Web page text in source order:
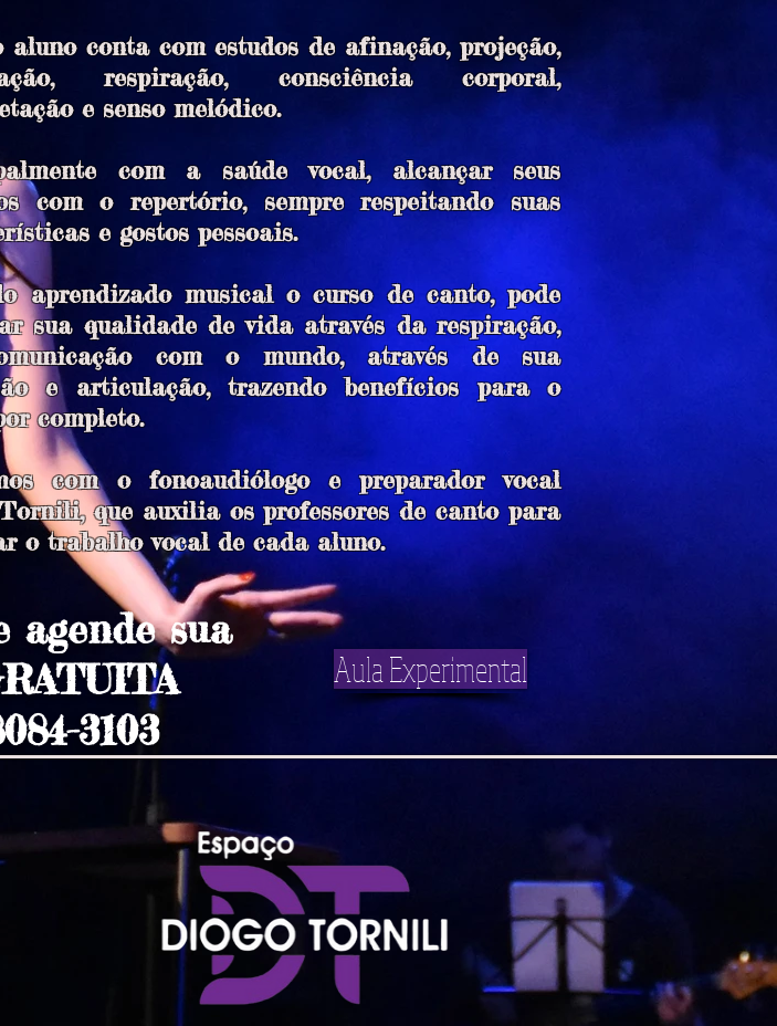
aluno conta com estudos de afinação, projeção,
respiração, consciência corporal,
e senso melódico.
com a saúde vocal, alcançar seus
com o repertório, sempre respeitando suas
e gostos pessoais.
aprendizado musical o curso de canto, pode
sua qualidade de vida através da respiração,
com o mundo, através de sua
e articulação, trazendo benefícios para o
completo.
com o fonoaudiólogo e preparador vocal
que auxilia os professores de canto para
o trabalho vocal de cada aluno.
agende sua
3103
Aula Experimental